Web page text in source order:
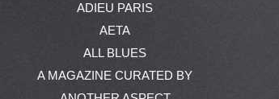
ADIEU PARIS
AETA
ALL BLUES
A MAGAZINE CURATED BY